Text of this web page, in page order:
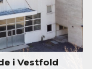
i Vestfold